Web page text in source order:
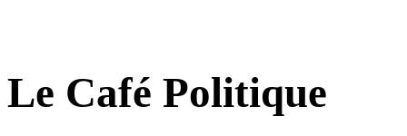
Le Café Politique